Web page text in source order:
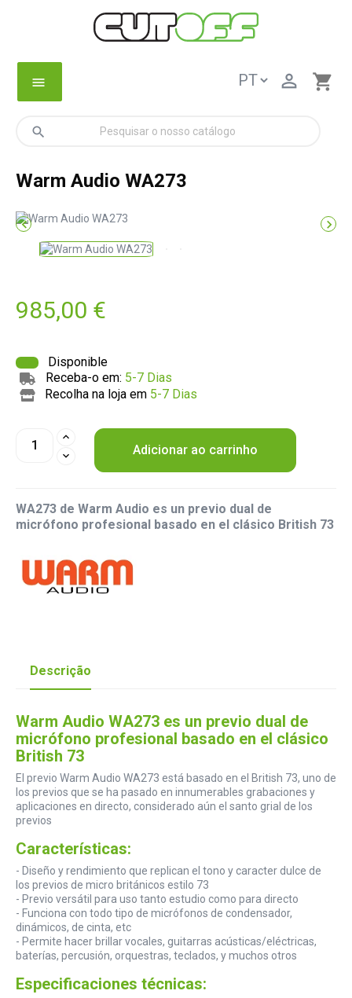
menu shopping_cart

search
Warm Audio WA273
 
985,00 €
Disponible
Receba-o em: 5-7 Dias
Recolha na loja em 5-7 Dias
Adicionar ao carrinho
WA273 de Warm Audio es un previo dual de
micrófono profesional basado en el clásico British 73
Descrição
Warm Audio WA273 es un previo dual de
micrófono profesional basado en el clásico
British 73
El previo Warm Audio WA273 está basado en el British 73, uno de
los previos que se ha pasado en innumerables grabaciones y
aplicaciones en directo, considerado aún el santo grial de los
previos
Características:
- Diseño y rendimiento que replican el tono y caracter dulce de
los previos de micro británicos estilo 73
- Previo versátil para uso tanto estudio como para directo
- Funciona con todo tipo de micrófonos de condensador,
dinámicos, de cinta, etc
- Permite hacer brillar vocales, guitarras acústicas/eléctricas,
baterías, percusión, orquestras, teclados, y muchos otros
Especificaciones técnicas: